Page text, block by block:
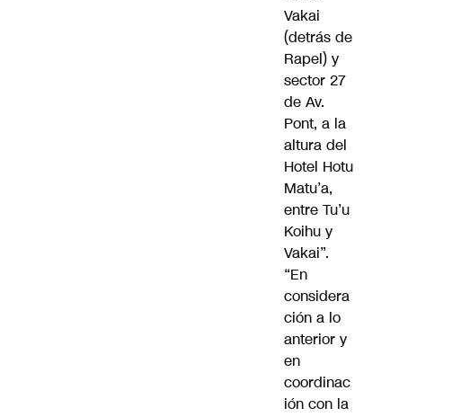
Vakai
(detrás de
Rapel) y
sector 27
de Av.
Pont, a la
altura del
Hotel Hotu
Matu’a,
entre Tu’u
Koihu y
Vakai”.
“En
considera
ción a lo
anterior y
en
coordinac
ión con la